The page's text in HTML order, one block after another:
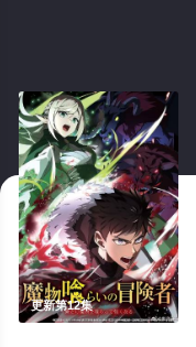
更新第12集